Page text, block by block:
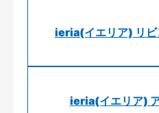
ieria(イエリア) リビ
ieria(イエリア)